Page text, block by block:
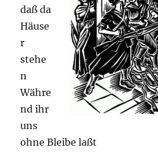
daß da
Häuse
r
stehe
n
Währe
nd ihr
uns
ohne Bleibe laßt